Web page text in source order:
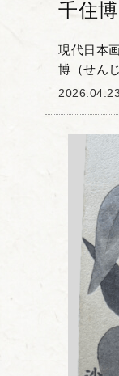
千住
現代日本
博（せん
「朝の水
の技法に
2026.04.23